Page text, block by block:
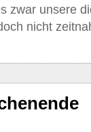
zwar unsere
nicht